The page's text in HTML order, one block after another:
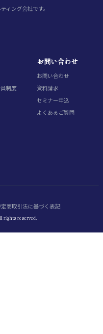
ィング会社です。
制度
お問い合わせ
お問い合わせ
資料請求
セミナー申込
よくあるご質問
商取引法に基づく表記
rights reserved.